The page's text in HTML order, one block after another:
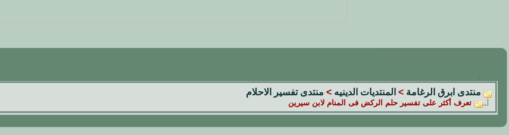
منتدى ابرق الرغامة > المنتديات الدينيه > منتدى تفسير الاحلام
تعرف أكثر على تفسير حلم الركض فى المنام لابن سيرين